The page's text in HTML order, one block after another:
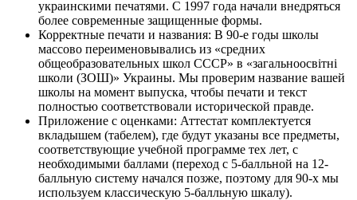
украинскими печатями. С 1997 года начали внедряться
более современные защищенные формы.
Корректные печати и названия: В 90-е годы школы
массово переименовывались из «средних
общеобразовательных школ СССР» в «загальноосвітні
школи (ЗОШ)» Украины. Мы проверим название вашей
школы на момент выпуска, чтобы печати и текст
полностью соответствовали исторической правде.
Приложение с оценками: Аттестат комплектуется
вкладышем (табелем), где будут указаны все предметы,
соответствующие учебной программе тех лет, с
необходимыми баллами (переход с 5-балльной на 12-
балльную систему начался позже, поэтому для 90-х мы
используем классическую 5-балльную шкалу).